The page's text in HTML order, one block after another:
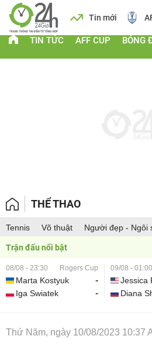
Lịch Tin mới
TIN TỨC AFF CUP BÓNG
THỂ THAO
Tennis Võ thuật Người đẹp - Ngôi
Trận đấu nổi bật
08/08 - 23:30 Rogers Cup
Marta Kostyuk
-
Iga Swiatek
-
09/08 - 01:00
Jessica
Diana
Thứ Năm, ngày 10/08/2023 10:37